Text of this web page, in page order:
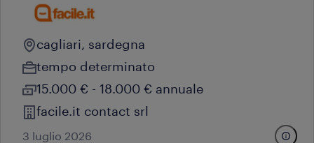
cagliari, sardegna
tempo determinato
15.000 € - 18.000 € annuale
facile.it contact srl
3 luglio 2026